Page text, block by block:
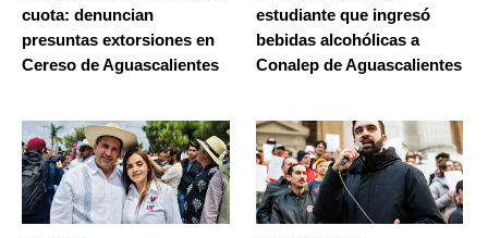
cuota: denuncian
presuntas extorsiones en
Cereso de Aguascalientes
estudiante que ingresó
bebidas alcohólicas a
Conalep de Aguascalientes